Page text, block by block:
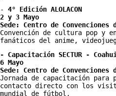
- 4° Edición ALOLACON
2 y 3 Mayo
Sede: Centro de Convenciones
Convención de cultura pop y
fanáticos del anime,
- Capacitación SECTUR -
6 Mayo
Sede: Centro de Convenciones
Jornada de capacitación para
contacto directo con los
mundial de fútbol.